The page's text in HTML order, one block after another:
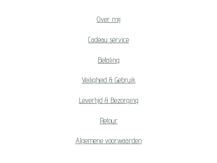
Over mij
Cadeau service
Betaling
Veiligheid & Gebruik
Levertijd & Bezorging
Retour
Algemene voorwaarden